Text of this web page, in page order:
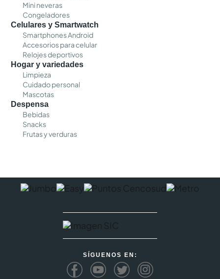
Mini neveras
Congeladores
Celulares y Smartwatch
Smartphones Android
Accesorios para celular
Relojes deportivos
Hogar y variedades
Limpieza
Cuidado personal
Mascotas
Despensa
Bebidas
Snacks
Frutas y verduras
SÍGUENOS EN: